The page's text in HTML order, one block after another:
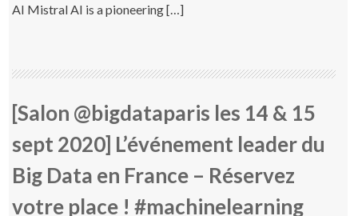
AI Mistral AI is a pioneering […]
[Salon @bigdataparis les 14 & 15
sept 2020] L’événement leader du
Big Data en France – Réservez
votre place ! #machinelearning